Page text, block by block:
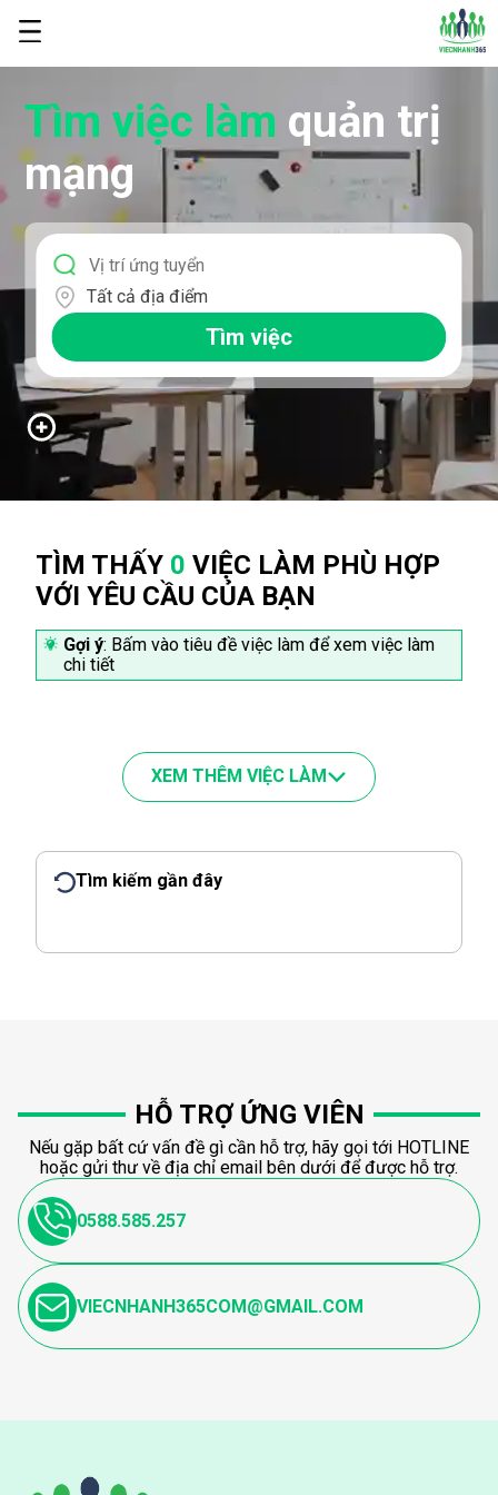
Tìm việc làm quản trị
mạng
Tất cả địa điểm
Tìm việc
TÌM THẤY 0 VIỆC LÀM PHÙ HỢP
VỚI YÊU CẦU CỦA BẠN
Gợi ý: Bấm vào tiêu đề việc làm để xem việc làm
chi tiết
XEM THÊM VIỆC LÀM
Tìm kiếm gần đây
HỖ TRỢ ỨNG VIÊN
Nếu gặp bất cứ vấn đề gì cần hỗ trợ, hãy gọi tới HOTLINE
hoặc gửi thư về địa chỉ email bên dưới để được hỗ trợ.
0588.585.257
VIECNHANH365COM@GMAIL.COM